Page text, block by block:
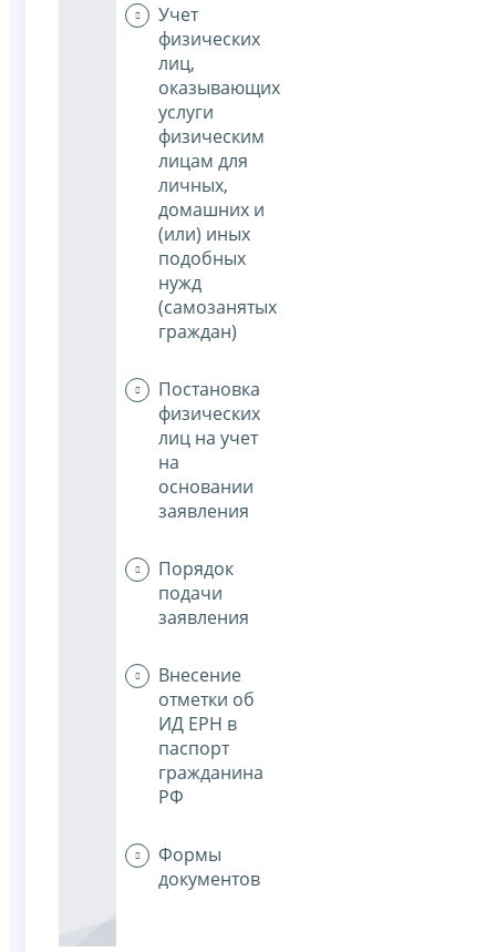
Учет
физических
лиц,
оказывающих
услуги
физическим
лицам для
личных,
домашних и
(или) иных
подобных
нужд
(самозанятых
граждан)
Постановка
физических
лиц на учет
на
основании
заявления
Порядок
подачи
заявления
Внесение
отметки об
ИД ЕРН в
паспорт
гражданина
РФ
Формы
документов